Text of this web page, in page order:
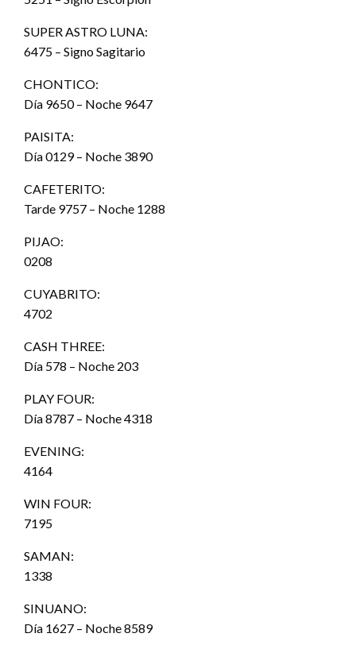
SUPER ASTRO LUNA:
6475 – Signo Sagitario
CHONTICO:
Día 9650 – Noche 9647
PAISITA:
Día 0129 – Noche 3890
CAFETERITO:
Tarde 9757 – Noche 1288
PIJAO:
0208
CUYABRITO:
4702
CASH THREE:
Día 578 – Noche 203
PLAY FOUR:
Día 8787 – Noche 4318
EVENING:
4164
WIN FOUR:
7195
SAMAN:
1338
SINUANO:
Día 1627 – Noche 8589